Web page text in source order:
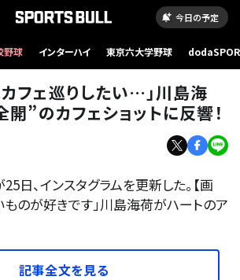
今日の予定
野球 インターハイ 東京六大学野球
カフェ巡りしたい…」川島海
開”のカフェショットに反響！
日、インスタグラムを更新した。【画
ものが好きです」川島海荷がハートのア
記事全文を見る